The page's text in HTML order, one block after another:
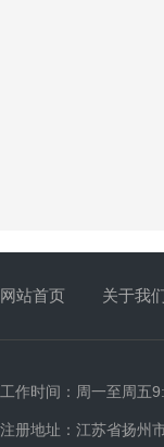
网站首页 关于我
工作时间：周一至周五
注册地址：江苏省扬州